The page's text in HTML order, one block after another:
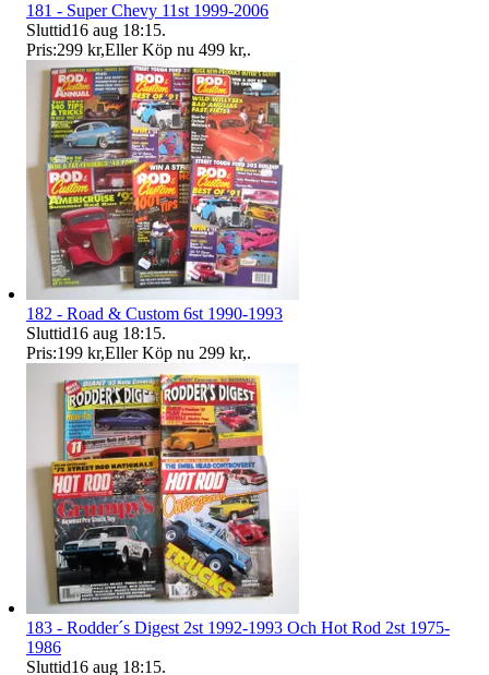
181 - Super Chevy 11st 1999-2006
Sluttid16 aug 18:15.
Pris:299 kr,Eller Köp nu 499 kr,.
182 - Road & Custom 6st 1990-1993
Sluttid16 aug 18:15.
Pris:199 kr,Eller Köp nu 299 kr,.
183 - Rodder´s Digest 2st 1992-1993 Och Hot Rod 2st 1975-
1986
Sluttid16 aug 18:15.